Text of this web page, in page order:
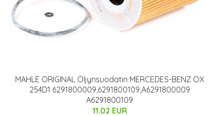
MAHLE ORIGINAL Öljynsuodatin MERCEDES-BENZ OX
254D1 6291800009,6291800109,A6291800009
A6291800109
11.02 EUR